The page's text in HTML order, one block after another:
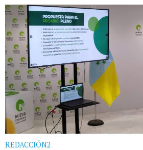
REDACCIÓN2